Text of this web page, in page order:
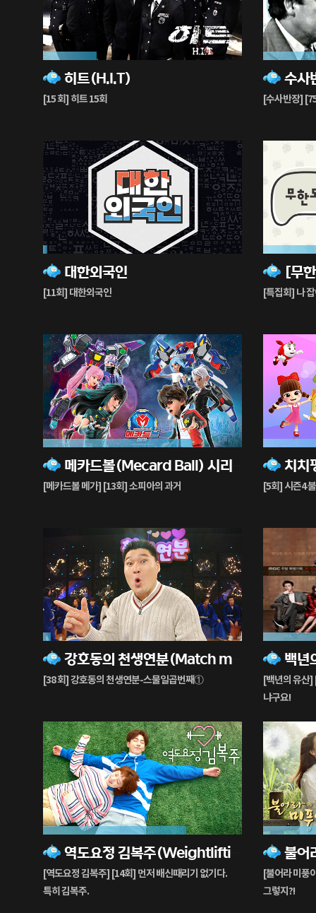
히트(H.I.T)
[15 회] 히트 15회
27%
재
생
수사
[수사반장]
51%
재
생
대한외국인
[11회] 대한외국인
2%
재
생
[특집회] 나
43%
재
생
[메카드볼 메가] [13회] 소피아의 과거
75%
재
생
[5회] 시즌4
73%
재
생
[38 회] 강호동의 천생연분-스물일곱번째①
4%
재
생
백년
[백년의 유산
냐구요!
99%
재
생
중
[역도요정 김복주] [14회] 먼저 배신때리기 없기다.
특히 김복주.
72%
재
생
중
[불어라 미풍
그렇지?!
54%
재
생
중